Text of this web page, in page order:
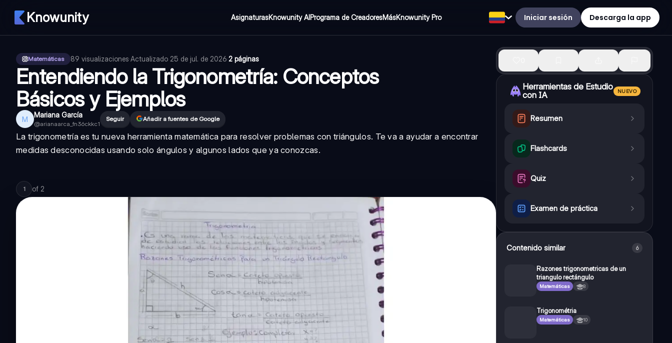
Knowunity AsignaturasKnowunity AIPrograma de CreadoresMásKnowunity Pro Iniciar sesión Descarga la app
Matemáticas 89 visualizaciones·Actualizado 25 de jul. de 2026·2 páginas
Entendiendo la Trigonometría: Conceptos
Básicos y Ejemplos
M Mariana García
@arianaarca_fn36ckkc1
Seguir Añadir a fuentes de Google
La trigonometría es tu nueva herramienta matemática para resolver problemas con triángulos. Te va a ayudar a encontrar
medidas desconocidas usando solo ángulos y algunos lados que ya conozcas.
1 of 2
Herramientas de Estudio
con IA
NUEVO
Resumen
Flashcards
Quiz
Examen de práctica
Contenido similar 6
Razones trigonometricas de un
triangulo rectángulo
Matemáticas 8
Trigonométria
Matemáticas 10